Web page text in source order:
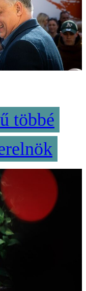
többé